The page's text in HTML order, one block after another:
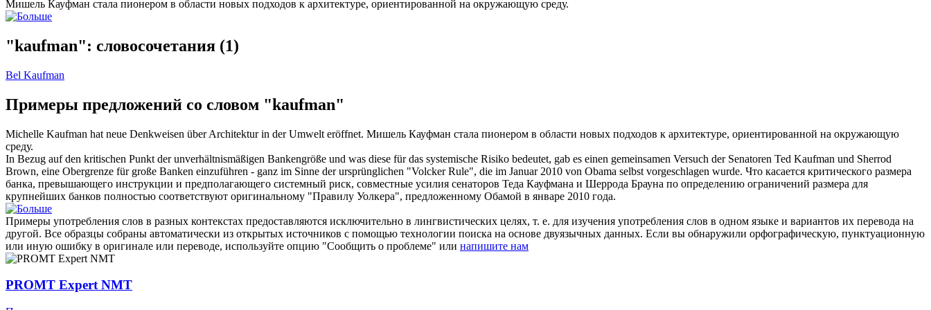
Мишель Кауфман стала пионером в области новых подходов к архитектуре, ориентированной на окружающую среду.
"kaufman": словосочетания (1)
Bel Kaufman
Примеры предложений со словом "kaufman"
Michelle Kaufman hat neue Denkweisen über Architektur in der Umwelt eröffnet. Мишель Кауфман стала пионером в области новых подходов к архитектуре, ориентированной на окружающую
среду.
In Bezug auf den kritischen Punkt der unverhältnismäßigen Bankengröße und was diese für das systemische Risiko bedeutet, gab es einen gemeinsamen Versuch der Senatoren Ted Kaufman und Sherrod
Brown, eine Obergrenze für große Banken einzuführen - ganz im Sinne der ursprünglichen "Volcker Rule", die im Januar 2010 von Obama selbst vorgeschlagen wurde. Что касается критического размера
банка, превышающего инструкции и предполагающего системный риск, совместные усилия сенаторов Теда Кауфмана и Шеррода Брауна по определению ограничений размера для
крупнейших банков полностью соответствуют оригинальному "Правилу Уолкера", предложенному Обамой в январе 2010 года.
Примеры употребления слов в разных контекстах предоставляются исключительно в лингвистических целях, т. е. для изучения употребления слов в одном языке и вариантов их перевода на
другой. Все образцы собраны автоматически из открытых источников с помощью технологии поиска на основе двуязычных данных. Если вы обнаружили орфографическую, пунктуационную
или иную ошибку в оригинале или переводе, используйте опцию "Сообщить о проблеме" или напишите нам
PROMT Expert NMT